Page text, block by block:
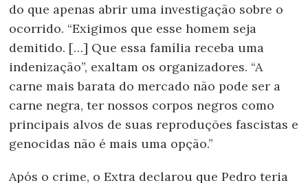
do que apenas abrir uma investigação sobre o
ocorrido. “Exigimos que esse homem seja
demitido. […] Que essa família receba uma
indenização”, exaltam os organizadores. “A
carne mais barata do mercado não pode ser a
carne negra, ter nossos corpos negros como
principais alvos de suas reproduções fascistas e
genocidas não é mais uma opção.”
Após o crime, o Extra declarou que Pedro teria